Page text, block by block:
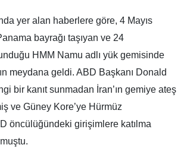
yer alan haberlere göre, 4 Mayıs
bayrağı taşıyan ve 24
HMM Namu adlı yük gemisinde
meydana geldi. ABD Başkanı Donald
bir kanıt sunmadan İran’ın gemiye ateş
ve Güney Kore’ye Hürmüz
öncülüğündeki girişimlere katılma